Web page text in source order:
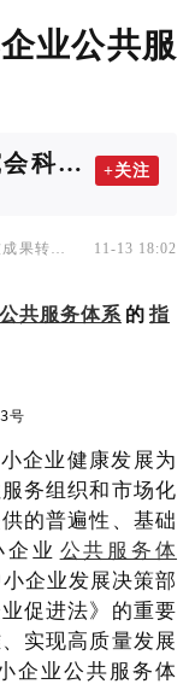
业公共服
科技
+关注
果转化协
11-13 18:02
公共服务体系 的 指
号
企业健康发展为
务组织和市场化
的普遍性、基础
业 公共服务体
企业发展决策部
促进法》的重要
实现高质量发展
企业公共服务体